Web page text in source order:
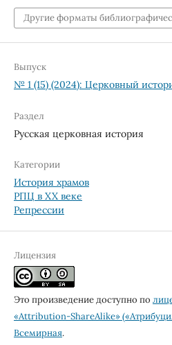
Другие форматы
Выпуск
№ 1 (15) (2024): Церковный
Раздел
Русская церковная история
Категории
История храмов
РПЦ в XX веке
Репрессии
Лицензия
Это произведение доступно по
«Attribution-ShareAlike»
Всемирная.